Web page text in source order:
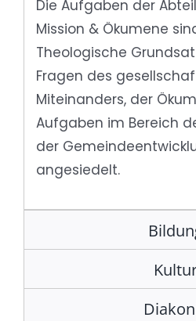
Die Aufgaben der
Mission & Ökumene
Theologische
Fragen des
Miteinanders, der
Aufgaben im Bereich
der
angesiedelt.